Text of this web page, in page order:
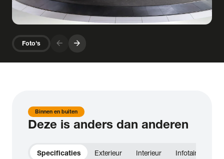
Foto's arrow_forward arrow_forward
Binnen en buiten
Deze is anders dan anderen
Specificaties Exterieur Interieur Infotainment